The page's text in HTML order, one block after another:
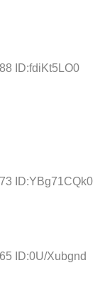
ID:fdiKt5LO0
ID:YBg71CQk0
ID:0U/Xubgnd